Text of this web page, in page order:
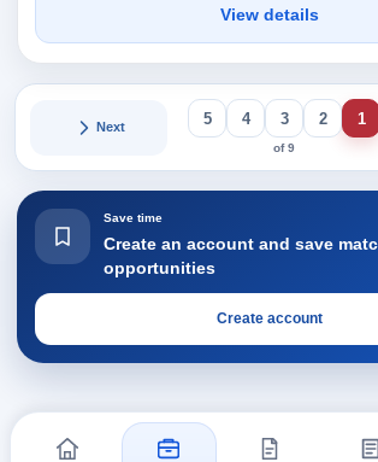
View details
1
2
3
4
5
of 9
Next
Save time
Create an account and save
opportunities
Create account